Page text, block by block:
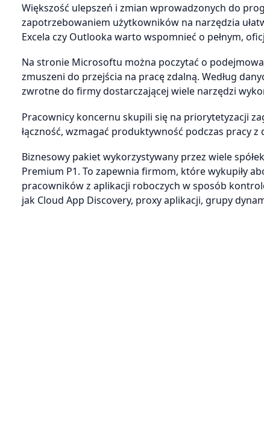
Większość ulepszeń i zmian wprowadzonych do
zapotrzebowaniem użytkowników na narzędzia
Excela czy Outlooka warto wspomnieć o pełnym,
Na stronie Microsoftu można poczytać o
zmuszeni do przejścia na pracę zdalną. Według
zwrotne do firmy dostarczającej wiele narzędzi
Pracownicy koncernu skupili się na priorytetyzacji
łączność, wzmagać produktywność podczas pracy
Biznesowy pakiet wykorzystywany przez wiele
Premium P1. To zapewnia firmom, które wykupiły
pracowników z aplikacji roboczych w sposób
jak Cloud App Discovery, proxy aplikacji, grupy